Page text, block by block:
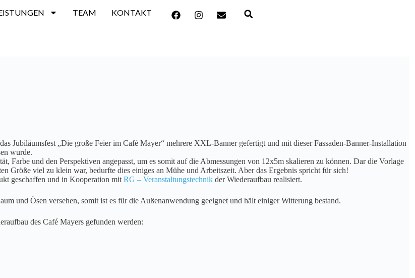
TEAM KONTAKT
Jubiläumsfest „Die große Feier im Café Mayer“ mehrere XXL-Banner gefertigt und mit dieser Fassaden-Banner-Installation
wurde.
und den Perspektiven angepasst, um es somit auf die Abmessungen von 12x5m skalieren zu können. Dar die Vorlage
Größe viel zu klein war, bedurfte dies einiges an Mühe und Arbeitszeit. Aber das Ergebnis spricht für sich!
geschaffen und in Kooperation mit RG – Veranstaltungstechnik der Wiederaufbau realisiert.
und Ösen versehen, somit ist es für die Außenanwendung geeignet und hält einiger Witterung bestand.
des Café Mayers gefunden werden: